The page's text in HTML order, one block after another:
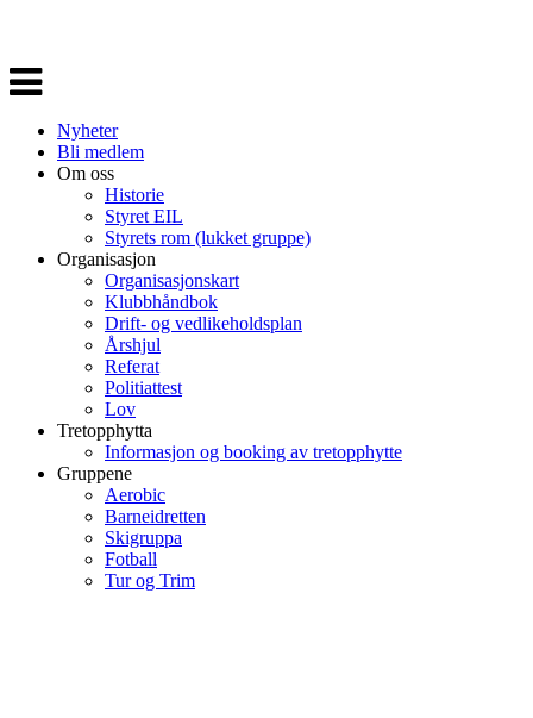
Veksle
navigasjon
Nyheter
Bli medlem
Om oss
Historie
Styret EIL
Styrets rom (lukket gruppe)
Organisasjon
Organisasjonskart
Klubbhåndbok
Drift- og vedlikeholdsplan
Årshjul
Referat
Politiattest
Lov
Tretopphytta
Informasjon og booking av tretopphytte
Gruppene
Aerobic
Barneidretten
Skigruppa
Fotball
Tur og Trim